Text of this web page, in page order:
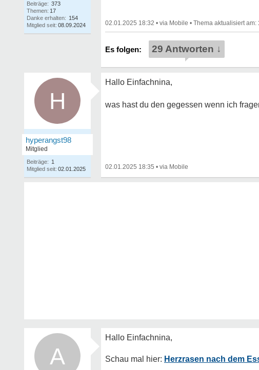
Beiträge: 373
Themen: 17
Danke erhalten: 154
Mitglied seit: 08.09.2024 02.01.2025 18:32 • •
29 Antworten ↓
H
hyperangst98
Mitglied
Beiträge: 1
Mitglied seit: 02.01.2025
Hallo Einfachnina,
was hast du den gegessen wenn ich
02.01.2025 18:35 •
A Herzrasen nach dem